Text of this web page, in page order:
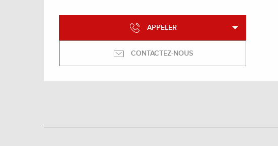
APPELER
CONTACTEZ-NOUS